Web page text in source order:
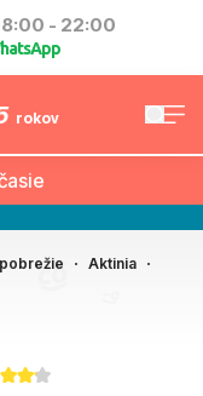
- 22:00
rokov
Aktinia